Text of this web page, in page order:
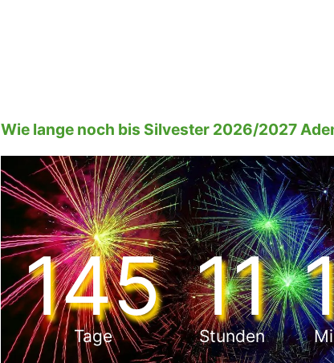
Wie lange noch bis Silvester 2026/2027
145
Tage
11
Stunden